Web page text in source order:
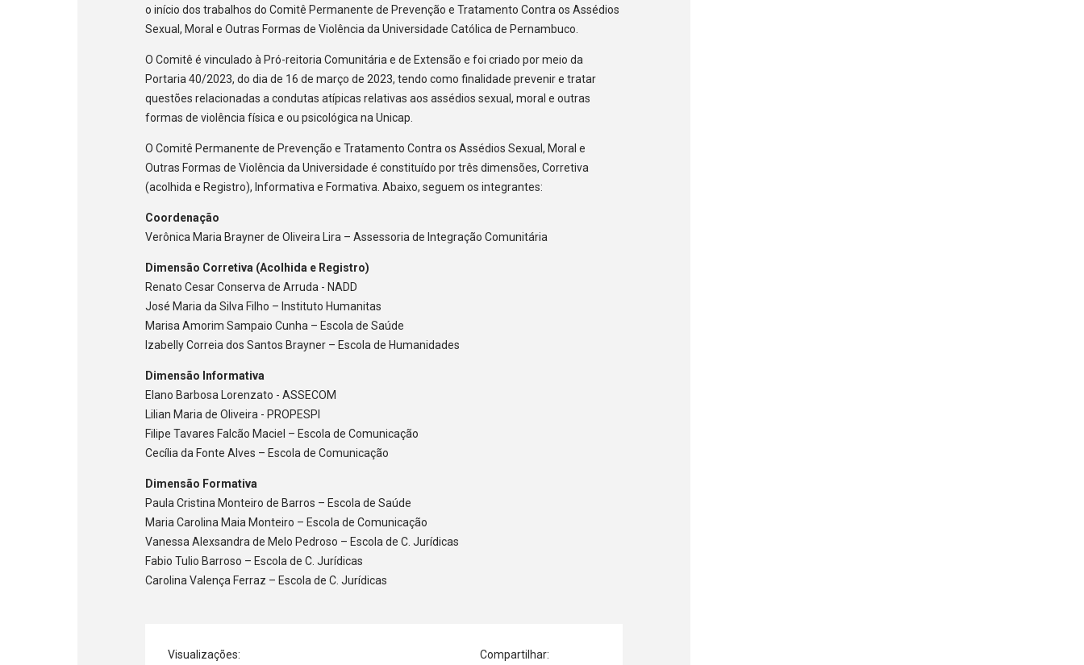
o início dos trabalhos do Comitê Permanente de Prevenção e Tratamento Contra os Assédios
Sexual, Moral e Outras Formas de Violência da Universidade Católica de Pernambuco.
O Comitê é vinculado à Pró-reitoria Comunitária e de Extensão e foi criado por meio da
Portaria 40/2023, do dia de 16 de março de 2023, tendo como finalidade prevenir e tratar
questões relacionadas a condutas atípicas relativas aos assédios sexual, moral e outras
formas de violência física e ou psicológica na Unicap.
O Comitê Permanente de Prevenção e Tratamento Contra os Assédios Sexual, Moral e
Outras Formas de Violência da Universidade é constituído por três dimensões, Corretiva
(acolhida e Registro), Informativa e Formativa. Abaixo, seguem os integrantes:
Coordenação
Verônica Maria Brayner de Oliveira Lira – Assessoria de Integração Comunitária
Dimensão Corretiva (Acolhida e Registro)
Renato Cesar Conserva de Arruda - NADD
José Maria da Silva Filho – Instituto Humanitas
Marisa Amorim Sampaio Cunha – Escola de Saúde
Izabelly Correia dos Santos Brayner – Escola de Humanidades
Dimensão Informativa
Elano Barbosa Lorenzato - ASSECOM
Lilian Maria de Oliveira - PROPESPI
Filipe Tavares Falcão Maciel – Escola de Comunicação
Cecília da Fonte Alves – Escola de Comunicação
Dimensão Formativa
Paula Cristina Monteiro de Barros – Escola de Saúde
Maria Carolina Maia Monteiro – Escola de Comunicação
Vanessa Alexsandra de Melo Pedroso – Escola de C. Jurídicas
Fabio Tulio Barroso – Escola de C. Jurídicas
Carolina Valença Ferraz – Escola de C. Jurídicas
Visualizações: Compartilhar: